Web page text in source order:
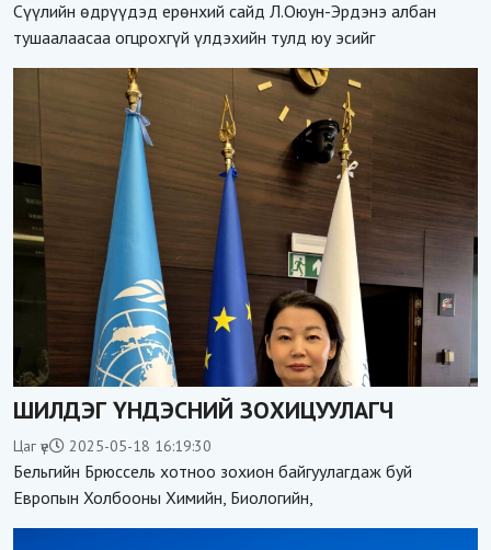
Сүүлийн өдрүүдэд ерөнхий сайд Л.Оюун-Эрдэнэ албан
тушаалаасаа огцрохгүй үлдэхийн тулд юу эсийг
ШИЛДЭГ ҮНДЭСНИЙ ЗОХИЦУУЛАГЧ
Цаг үе 2025-05-18 16:19:30
Бельгийн Брюссель хотноо зохион байгуулагдаж буй
Европын Холбооны Химийн, Биологийн,